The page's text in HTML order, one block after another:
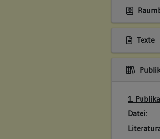
Texte
1.
Datei: